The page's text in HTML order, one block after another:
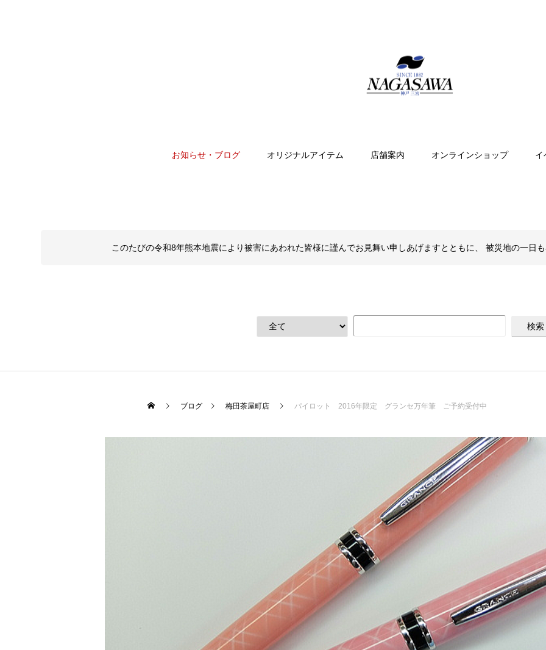
お知らせ・ブログ オリジナルアイテム 店舗案内 オンラインショップ イ
このたびの令和8年熊本地震により被害にあわれた皆様に謹んでお見舞い申しあげますとともに、 被災地の一日
ブログ 梅田茶屋町店 パイロット 2016年限定 グランセ万年筆 ご予約受付中